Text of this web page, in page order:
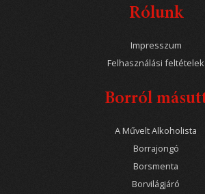
Rólunk
Impresszum
Felhasználási feltételek
Borról
A Művelt Alkoholista
Borrajongó
Borsmenta
Borvilágjáró